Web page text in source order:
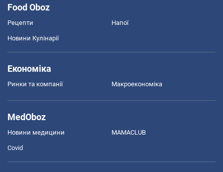
Food Oboz
Рецепти Напої
Новини Кулінарії
Економіка
Ринки та компанії Макроекономіка
MedOboz
Новини медицини MAMACLUB
Covid